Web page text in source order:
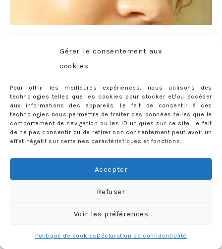
Gérer le consentement aux
cookies
Pour offrir les meilleures expériences, nous utilisons des
technologies telles que les cookies pour stocker et/ou accéder
aux informations des appareils. Le fait de consentir à ces
technologies nous permettra de traiter des données telles que le
comportement de navigation ou les ID uniques sur ce site. Le fait
de ne pas consentir ou de retirer son consentement peut avoir un
effet négatif sur certaines caractéristiques et fonctions.
Accepter
Refuser
Voir les préférences
Politique de cookies Déclaration de confidentialité